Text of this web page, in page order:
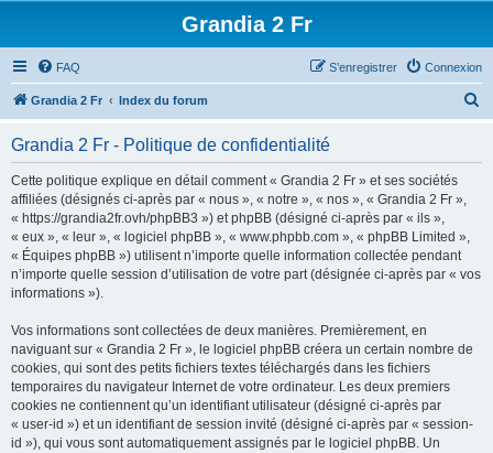
Grandia 2 Fr
FAQ Connexion
S’enregistrer
Grandia 2 Fr Index du forum
Grandia 2 Fr - Politique de confidentialité
Cette politique explique en détail comment « Grandia 2 Fr » et ses sociétés
affiliées (désignés ci-après par « nous », « notre », « nos », « Grandia 2 Fr »,
« https://grandia2fr.ovh/phpBB3 ») et phpBB (désigné ci-après par « ils »,
« eux », « leur », « logiciel phpBB », « www.phpbb.com », « phpBB Limited »,
« Équipes phpBB ») utilisent n’importe quelle information collectée pendant
n’importe quelle session d’utilisation de votre part (désignée ci-après par « vos
informations »).
Vos informations sont collectées de deux manières. Premièrement, en
naviguant sur « Grandia 2 Fr », le logiciel phpBB créera un certain nombre de
cookies, qui sont des petits fichiers textes téléchargés dans les fichiers
temporaires du navigateur Internet de votre ordinateur. Les deux premiers
cookies ne contiennent qu’un identifiant utilisateur (désigné ci-après par
« user-id ») et un identifiant de session invité (désigné ci-après par « session-
id »), qui vous sont automatiquement assignés par le logiciel phpBB. Un